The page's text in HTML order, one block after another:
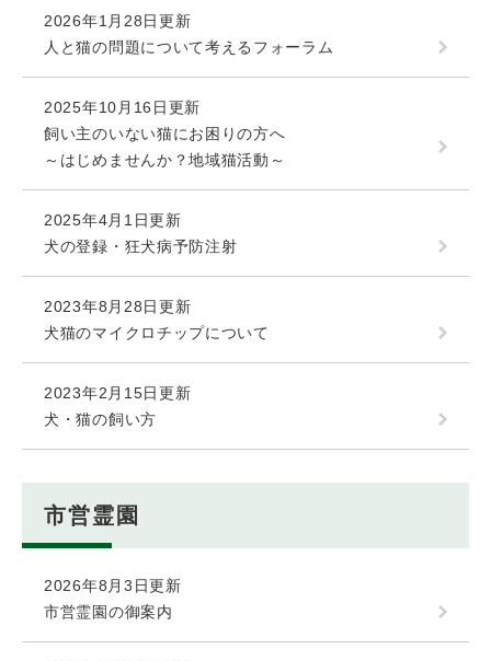
2026年1月28日更新
人と猫の問題について考えるフォーラム
2025年10月16日更新
飼い主のいない猫にお困りの方へ
～はじめませんか？地域猫活動～
2025年4月1日更新
犬の登録・狂犬病予防注射
2023年8月28日更新
犬猫のマイクロチップについて
2023年2月15日更新
犬・猫の飼い方
市営霊園
2026年8月3日更新
市営霊園の御案内